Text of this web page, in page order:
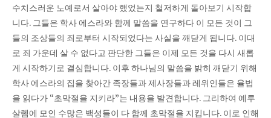
수치스러운 노예로서 살아야 했었는지 철저하게 돌아보기 시작합
니다. 그들은 학사 에스라와 함께 말씀을 연구하다 이 모든 것이 그
들의 조상들의 죄로부터 시작되었다는 사실을 깨닫게 됩니다. 이대
로 죄 가운데 살 수 없다고 판단한 그들은 이제 모든 것을 다시 새롭
게 시작하기로 결심합니다. 이후 하나님의 말씀을 밝히 깨닫기 위해
학사 에스라의 집을 찾아간 족장들과 제사장들과 레위인들은 율법
을 읽다가 “초막절을 지키라”는 내용을 발견합니다. 그리하여 예루
살렘에 모인 수많은 백성들이 다 함께 초막절을 지킵니다. 이로 인해